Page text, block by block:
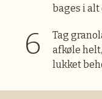
bages i
Tag
afkøle
lukket